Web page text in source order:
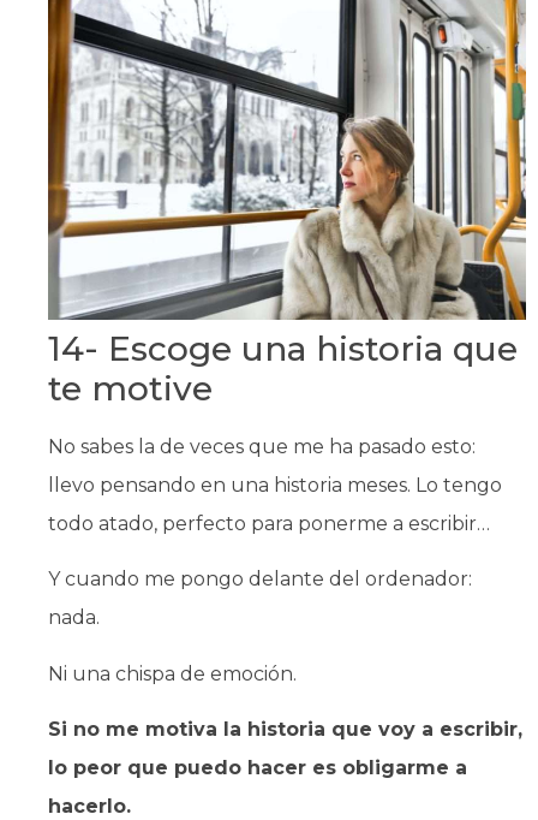
14- Escoge una historia que
te motive
No sabes la de veces que me ha pasado esto:
llevo pensando en una historia meses. Lo tengo
todo atado, perfecto para ponerme a escribir…
Y cuando me pongo delante del ordenador:
nada.
Ni una chispa de emoción.
Si no me motiva la historia que voy a escribir,
lo peor que puedo hacer es obligarme a
hacerlo.